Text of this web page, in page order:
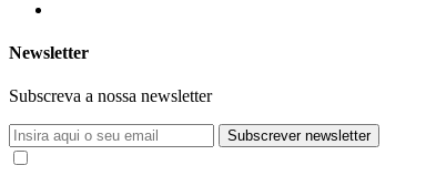
Newsletter
Subscreva a nossa newsletter
Subscrever newsletter